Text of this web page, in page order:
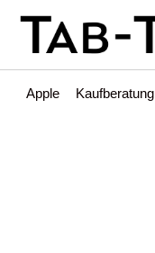
Apple Kaufberatung